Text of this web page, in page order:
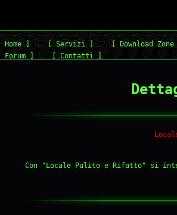
[ Home ] [ Servizi ]
[ Download
[ Forum ]
[ Contatti ]
Con "Locale Pulito e Rifatto" si